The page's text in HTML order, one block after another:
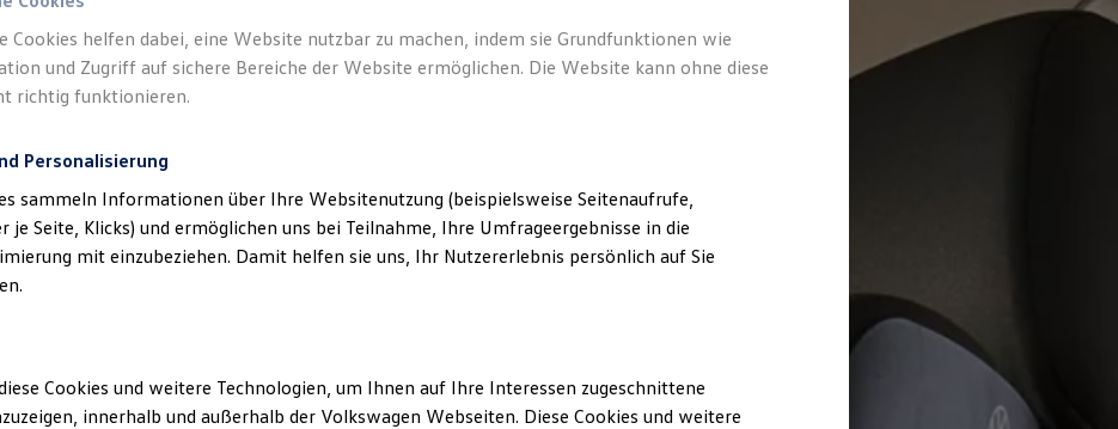
Cookies helfen dabei, eine Website nutzbar zu machen, indem sie Grundfunktionen wie
und Zugriff auf sichere Bereiche der Website ermöglichen. Die Website kann ohne diese
richtig funktionieren.
Personalisierung
sammeln Informationen über Ihre Websitenutzung (beispielsweise Seitenaufrufe,
je Seite, Klicks) und ermöglichen uns bei Teilnahme, Ihre Umfrageergebnisse in die
mit einzubeziehen. Damit helfen sie uns, Ihr Nutzererlebnis persönlich auf Sie
Cookies und weitere Technologien, um Ihnen auf Ihre Interessen zugeschnittene
innerhalb und außerhalb der Volkswagen Webseiten. Diese Cookies und weitere